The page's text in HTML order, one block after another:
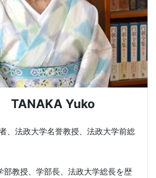
TANAKA Yuko
、法政大学名誉教授、法政大学前総
部教授、学部長、法政大学総長を歴